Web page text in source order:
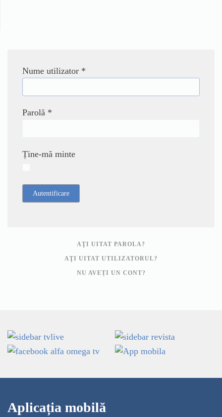
Nume utilizator *
Parolă *
Ține-mă minte
Autentificare
AŢI UITAT PAROLA?
AŢI UITAT UTILIZATORUL?
NU AVEȚI UN CONT?
Aplicația mobilă